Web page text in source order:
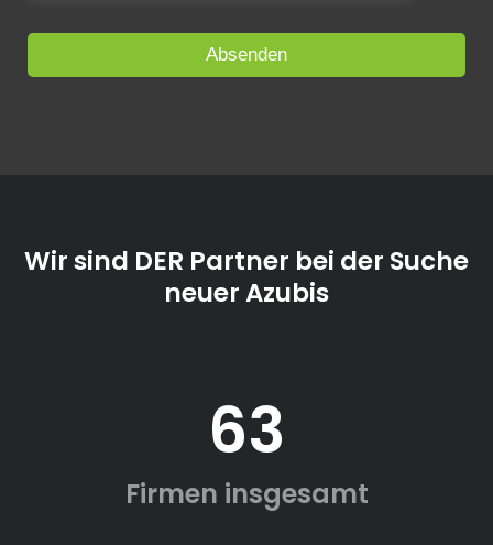
Wir sind DER Partner bei der Suche
neuer Azubis
63
Firmen insgesamt